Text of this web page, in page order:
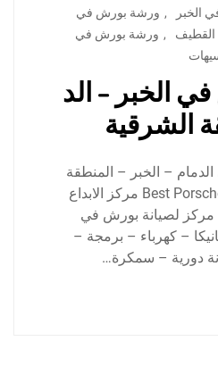
الخبر , ورشة بورش في
, ورشة بورش في
الخبر – الد
الشرقية
– الخبر – المنطقة
الشرقية Best Porsche repair shop مركز الابداع
مركز لصيانة بورش في
– كهرباء – برمجة –
دورية – سمكرة…